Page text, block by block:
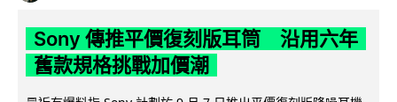
Sony 傳推平價復刻版耳筒 沿用六年
舊款規格挑戰加價潮